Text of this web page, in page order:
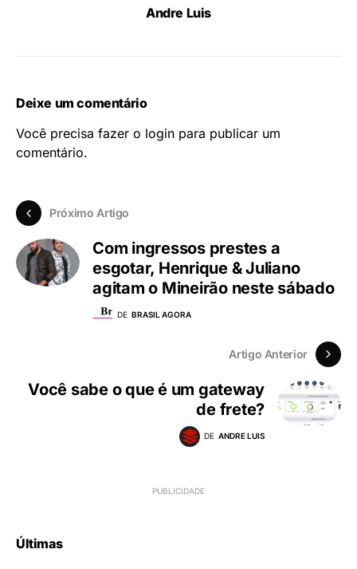
Andre Luis
Deixe um comentário
Você precisa fazer o login para publicar um
comentário.
Próximo Artigo
Com ingressos prestes a
esgotar, Henrique & Juliano
agitam o Mineirão neste sábado
DE BRASIL AGORA
Artigo Anterior
Você sabe o que é um gateway
de frete?
DE ANDRE LUIS
Últimas